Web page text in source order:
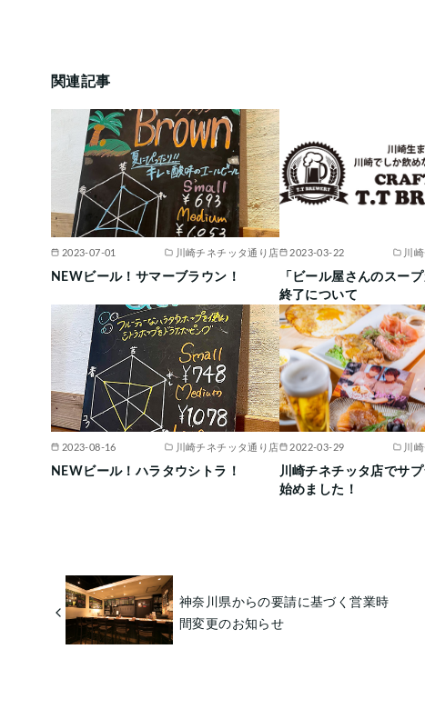
関連記事
2023-07-01 川崎チネチッタ通り店
NEWビール！サマーブラウン！
2023-03-22 川
「ビール屋さんのスー
終了について
2023-08-16 川崎チネチッタ通り店
NEWビール！ハラタウシトラ！
2022-03-29 川
川崎チネチッタ店でサ
始めました！
神奈川県からの要請に基づく営業時
間変更のお知らせ